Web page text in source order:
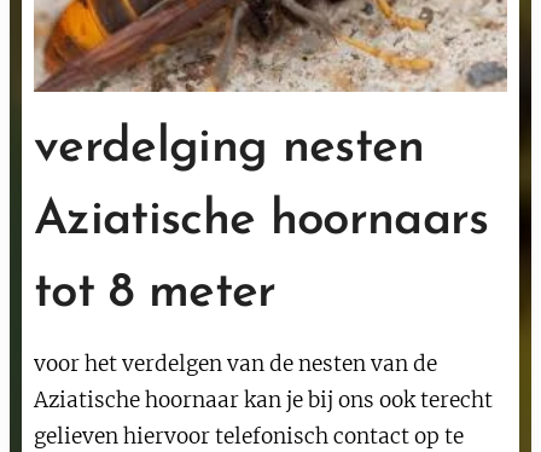
verdelging nesten
Aziatische hoornaars
tot 8 meter
voor het verdelgen van de nesten van de
Aziatische hoornaar kan je bij ons ook terecht
gelieven hiervoor telefonisch contact op te